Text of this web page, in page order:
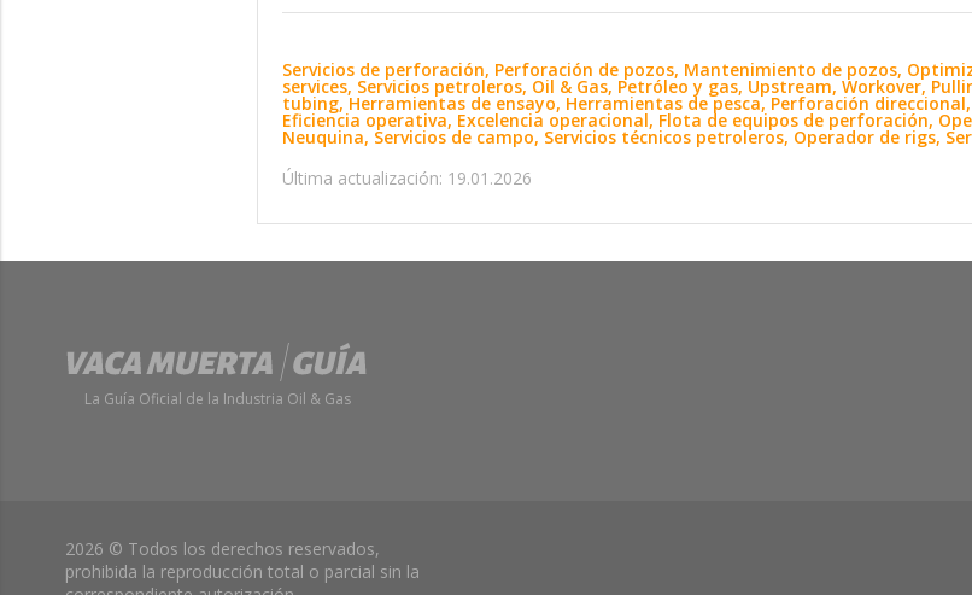
Servicios de perforación, Perforación de pozos, Mantenimiento de pozos,
services, Servicios petroleros, Oil & Gas, Petróleo y gas, Upstream, Workover,
tubing, Herramientas de ensayo, Herramientas de pesca, Perforación
Eficiencia operativa, Excelencia operacional, Flota de equipos de perforación,
Neuquina, Servicios de campo, Servicios técnicos petroleros, Operador de rigs,
Última actualización: 19.01.2026
La Guía Oficial de la Industria Oil & Gas
2026 © Todos los derechos reservados,
prohibida la reproducción total o parcial sin la